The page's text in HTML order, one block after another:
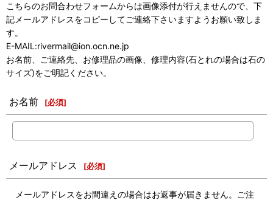
こちらのお問合わせフォームからは画像添付が行えませんので、下
記メールアドレスをコピーしてご連絡下さいますようお願い致しま
す。
E-MAIL:rivermail@ion.ocn.ne.jp
お名前、ご連絡先、お修理品の画像、修理内容(石とれの場合は石の
サイズ)をご明記ください。
お名前 [必須]
メールアドレス [必須]
メールアドレスをお間違えの場合はお返事が届きません。ご注